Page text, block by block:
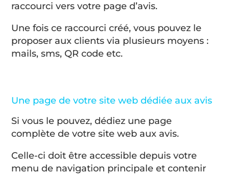
raccourci vers votre page d’avis.
Une fois ce raccourci créé, vous pouvez le
proposer aux clients via plusieurs moyens :
mails, sms, QR code etc.
Une page de votre site web dédiée aux avis
Si vous le pouvez, dédiez une page
complète de votre site web aux avis.
Celle-ci doit être accessible depuis votre
menu de navigation principale et contenir